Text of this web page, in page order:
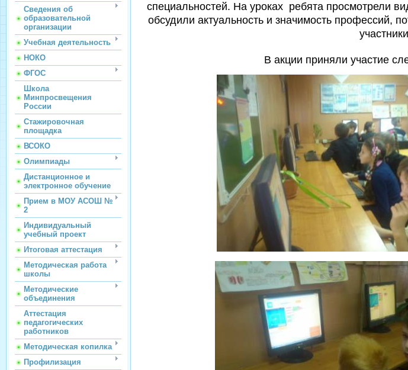
Сведения об
образовательной
организации
Учебная деятельность
НОКО
ФГОС
Школа
Минпросвещения
России
Стажировочная
площадка
ВСОКО
Олимпиады
Дистанционное и
электронное обучение
Прием в МОУ АСОШ №
2
Индивидуальный
учебный проект
Итоговая аттестация
Методическая работа
школы
Методические
объединения
Аттестация
педагогических
работников
Методическая копилка
Профилизация
специальностей. На уроках ребята просмотрели
обсудили актуальность и значимость профессий,
В акции приняли участие